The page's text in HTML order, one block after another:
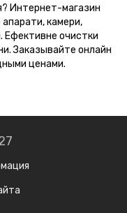
Интернет-магазин
камери,
Ефективне очистки
Заказывайте онлайн
ценами.